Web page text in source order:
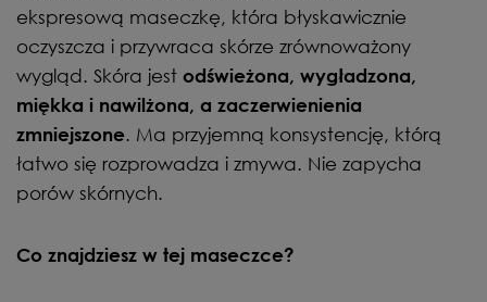
ekspresową maseczkę, która błyskawicznie
oczyszcza i przywraca skórze zrównoważony
wygląd. Skóra jest odświeżona, wygładzona,
miękka i nawilżona, a zaczerwienienia
zmniejszone. Ma przyjemną konsystencję, którą
łatwo się rozprowadza i zmywa. Nie zapycha
porów skórnych.
Co znajdziesz w tej maseczce?